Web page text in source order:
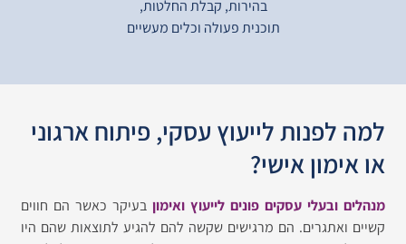
בהירות, קבלת החלטות,
תוכנית פעולה וכלים מעשיים
לפנות לייעוץ עסקי, פיתוח ארגוני
אישי?
ובעלי עסקים פונים לייעוץ ואימוןבעיקר כאשר הם חווים
ואתגרים. הם מרגישים שקשה להם להגיע לתוצאות שהם היו